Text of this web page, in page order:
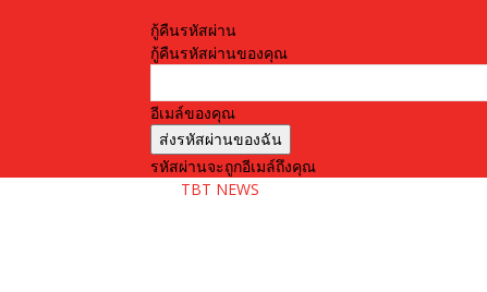
กู้คืนรหัสผ่าน
กู้คืนรหัสผ่านของคุณ
อีเมล์ของคุณ
รหัสผ่านจะถูกอีเมล์ถึงคุณ
TBT NEWS